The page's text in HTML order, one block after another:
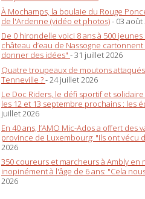
À Mochamps, la boulaie du Rouge
de l'Ardenne (vidéo et photos)- 03 août
De 0 hirondelle voici 8 ans à 500
château d’eau de Nassogne
donner des idées" - 31 juillet 2026
Quatre troupeaux de moutons
Tenneville ?- 24 juillet 2026
Le Doc Riders, le défi sportif et
les 12 et 13 septembre prochains : les
juillet 2026
En 40 ans, l’AMO Mic-Ados a offert des
province de Luxembourg: "Ils ont vécu
2026
350 coureurs et marcheurs à Ambly
inopinément à l'âge de 6 ans: "Cela
2026